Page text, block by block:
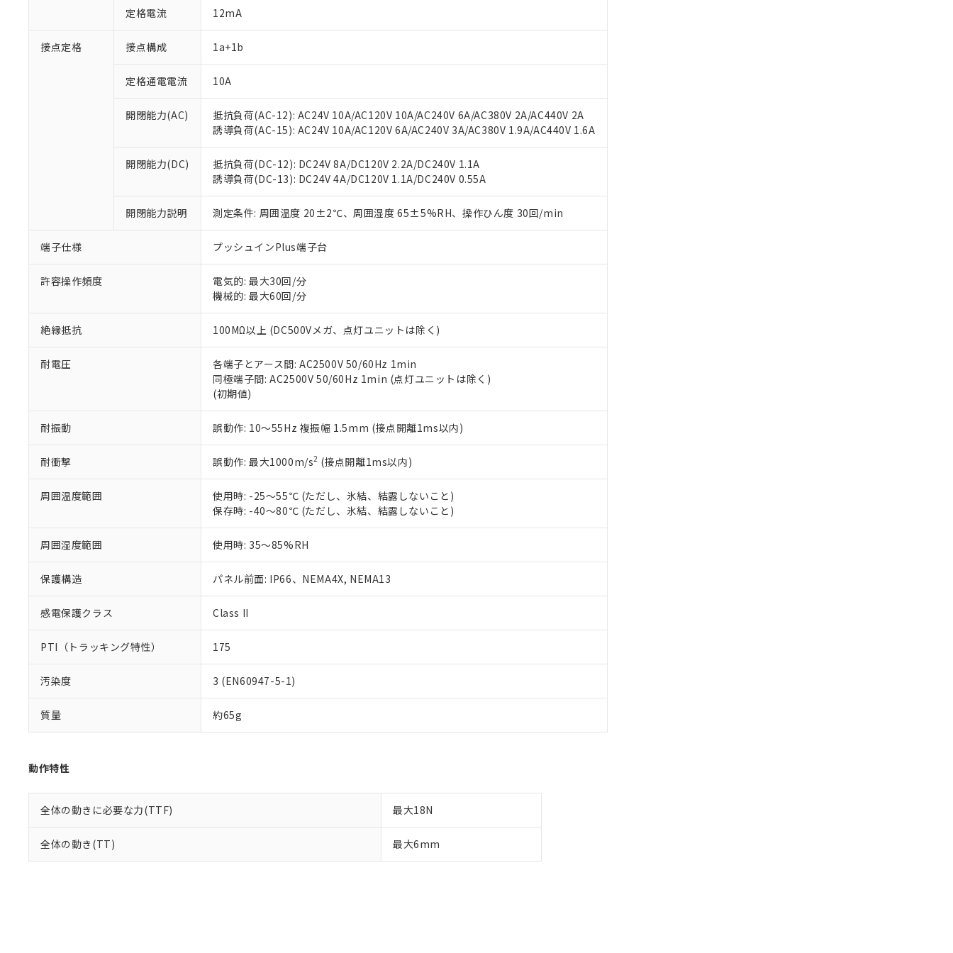
定格電流 12mA
接点定格 接点構成 1a+1b
定格通電電流 10A
開閉能力(AC)
抵抗負荷(AC-12): AC24V 10A/AC120V 10A/AC240V 6A/AC380V 2A/AC440V 2A
誘導負荷(AC-15): AC24V 10A/AC120V 6A/AC240V 3A/AC380V 1.9A/AC440V 1.6A
開閉能力(DC)
抵抗負荷(DC-12): DC24V 8A/DC120V 2.2A/DC240V 1.1A
誘導負荷(DC-13): DC24V 4A/DC120V 1.1A/DC240V 0.55A
開閉能力説明 測定条件: 周囲温度 20±2℃、周囲湿度 65±5%RH、操作ひん度 30回/min
端子仕様 プッシュインPlus端子台
許容操作頻度
電気的: 最大30回/分
機械的: 最大60回/分
絶縁抵抗 100MΩ以上 (DC500Vメガ、点灯ユニットは除く)
耐電圧
各端子とアース間: AC2500V 50/60Hz 1min
同極端子間: AC2500V 50/60Hz 1min (点灯ユニットは除く)
(初期値)
耐振動 誤動作: 10～55Hz 複振幅 1.5mm (接点開離1ms以内)
耐衝撃 誤動作: 最大1000m/s2 (接点開離1ms以内)
周囲温度範囲
使用時: -25～55℃ (ただし、氷結、結露しないこと)
保存時: -40～80℃ (ただし、氷結、結露しないこと)
周囲湿度範囲 使用時: 35～85%RH
保護構造 パネル前面: IP66、NEMA4X, NEMA13
感電保護クラス Class II
PTI（トラッキング特性） 175
汚染度 3 (EN60947-5-1)
質量 約65g
動作特性
全体の動きに必要な力(TTF) 最大18N
全体の動き(TT) 最大6mm
ご利用条件
以下の条件をお読みいただき、同意のうえご利用ください。
本サービスは、当社制御機器事業取扱商品の当社在庫状況および標準価格(税抜)を提供させていただ
くものです。
当社制御機器事業取扱商品の中には、本サービスの対象外となる商品もあることをご了承ください。
在庫状況および標準価格照会結果は、記載している更新日時点での社内データに基づき作成されるも
のであり、閲覧された時点での実際の在庫および標準価格とは異なる場合があることをご了承くださ
い。
正式な納期状況および標準価格はお客様のお取引先、またはお客様担当のオムロン制御機器販売店・
当社販売員にご相談ください。
オムロン制御機器販売店や当社販売拠点は「販売ネットワーク
」をご確認ください。
在庫状況および標準価格結果を当社の事前の承諾なく第三者に漏洩または開示しないようお願いしま
す。
ている必要があります。
お客様が当ウェブサイト上で当社にご登録された部品リストについて、当社および当社の共同利用者
が、当社の製品・サービスに関するお客様との取引・商談に必要な範囲で利用することをご了承くだ
さい。
※当社の共同利用者とは、"個人情報の共同利用に関して"
の「1.共同利用者の範囲」に記載されて
いる法人を指します。
対応予定なし：EU RoHS指令（10物質）の非含有に非対応の商品で、対応品を出す予定はありません。
調査・確認中：EU RoHS指令（10物質）の非含有の対応状況を調査中または確認中の商品です。
非該当品：ライセンス料など無形物で、有害物質有無と関係のない商品です。
仕入先様の事情により、非含有部品としていたものが、含有品と判明した場合などやむを得ず変更すること
があります。
鉛(Pb) 1000ppm以下、 水銀(Hg) 1000ppm以下、 カドミウム(Cd) 100ppm以下、
六価クロム(Cr(Ⅵ)) 1000ppm以下、ポリ臭化ビフェニル類(PBB) 1000ppm以下、ポリ臭化ジフェニルエーテル類(PBDE) 1000ppm以下、
フタル酸ビス(2-エチルヘキシル) (DEHP)(別名：DOP) 1000ppm以下、フタル酸ブチルベンジル（BBP） 1000ppm以下、フタル酸ジブチ
ル（DBP） 1000ppm以下、フタル酸ジイソブチル (DIBP) 1000ppm以下
但し、RoHS指令で産業用監視および制御機器に対する適用除外項目は除く。
フタル酸エステル類の４物質については閾値を超える意図的な使用がないことを確認しています。
※2 対応予定月
部品在庫の切り替え状況などにより、予定月が前後することがあります。
※3 非含有証明書ダウンロード
下記の非含有証明書をダウンロードすることができます。
EU RoHS指令（10物質）の非含有証明書
51物質の非含有証明書（当社基準）
※本証明書は発行日時点で非含有を証明するもので、過去に遡って非含有を証明するものではありません。
また、RoHS指令のフタル酸エステル類４物質の対応では、対応完了までの期間は出荷製品に未対応品が
混在することから備考欄に対応日を記載しておりました。
既に当社にて対応品への在庫切替を完了していることから、特段のことがない限り、2022年1月12日よ
「○」：最大均質材料含有率が中国RoHSの基準値以下であることを示します。
「×」：最大均質材料含有率が中国RoHSの基準値を超えていることを示します。
「－」：未確認です。当社販売部門へお問い合わせください。
*中国RoHS10物質の基準値 (GB/T26572)：
Pb(鉛) :1000ppm、 Hg(水銀) : 1000ppm、 Cd(カドミウム) : 100ppm、
Cr(Ⅵ)(六価クロム) : 1000ppm、 PBBs(ポリ臭化ビフェニル類) : 1000ppm、 PBDEs(ポリ臭化ジフェニルエーテル類) : 1000ppm、
DBP(フタル酸ジブチル) : 1000ppm、 DIBP(フタル酸ジイソブチル) : 1000ppm、 BBP(フタル酸ブチルベンジル) : 1000ppm、
※2 環境保護使用期限
「ｅ」：有害物質（10物質）のすべてが基準値以下であることを示します。
「10」：通常の使用状況下において有害物質が外部に漏えいし、環境に深刻な影響を及ぼさない年数を意
味します。
「－」：未確認です。当社販売部門へお問い合わせください。
当社は、これら貴社製品のうち、外国為替および外国貿易法に定める商品（以下｢規制貨物等」とい
う）を輸出または国外への提供する場合は、日本国政府の輸出許可(または役務取引許可)を取得する
などの必要な手続きをとります。
ます。
当社は貴社製品を、核兵器、ミサイル、化学兵器、生物兵器またはその他武器並びにこれらの製造装
置等に一切使用いたしません。
当社は、貴社製品を第三者に販売する場合は、上記1、2および3の内容を当該第三者に通知します。
また当社は、販売先および販売に係わる関係者が違法に輸出するおそれがある場合は、取り引きをい
たしません。
記
号
説明
○ 一定数以上の在庫あり
△ 一定数には満たないが在庫あり
－
在庫なし(最新の在庫状況については、お客様のお取引先、またはお客様担当のオムロン制御
機器販売店・当社販売員にご確認ください)
空
白
受注生産機種、また在庫状況の情報を公開していない機種